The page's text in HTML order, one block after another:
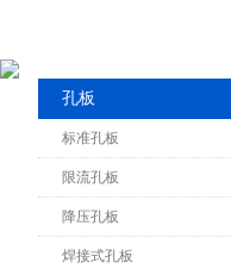
孔板
标准孔板
限流孔板
降压孔板
焊接式孔板